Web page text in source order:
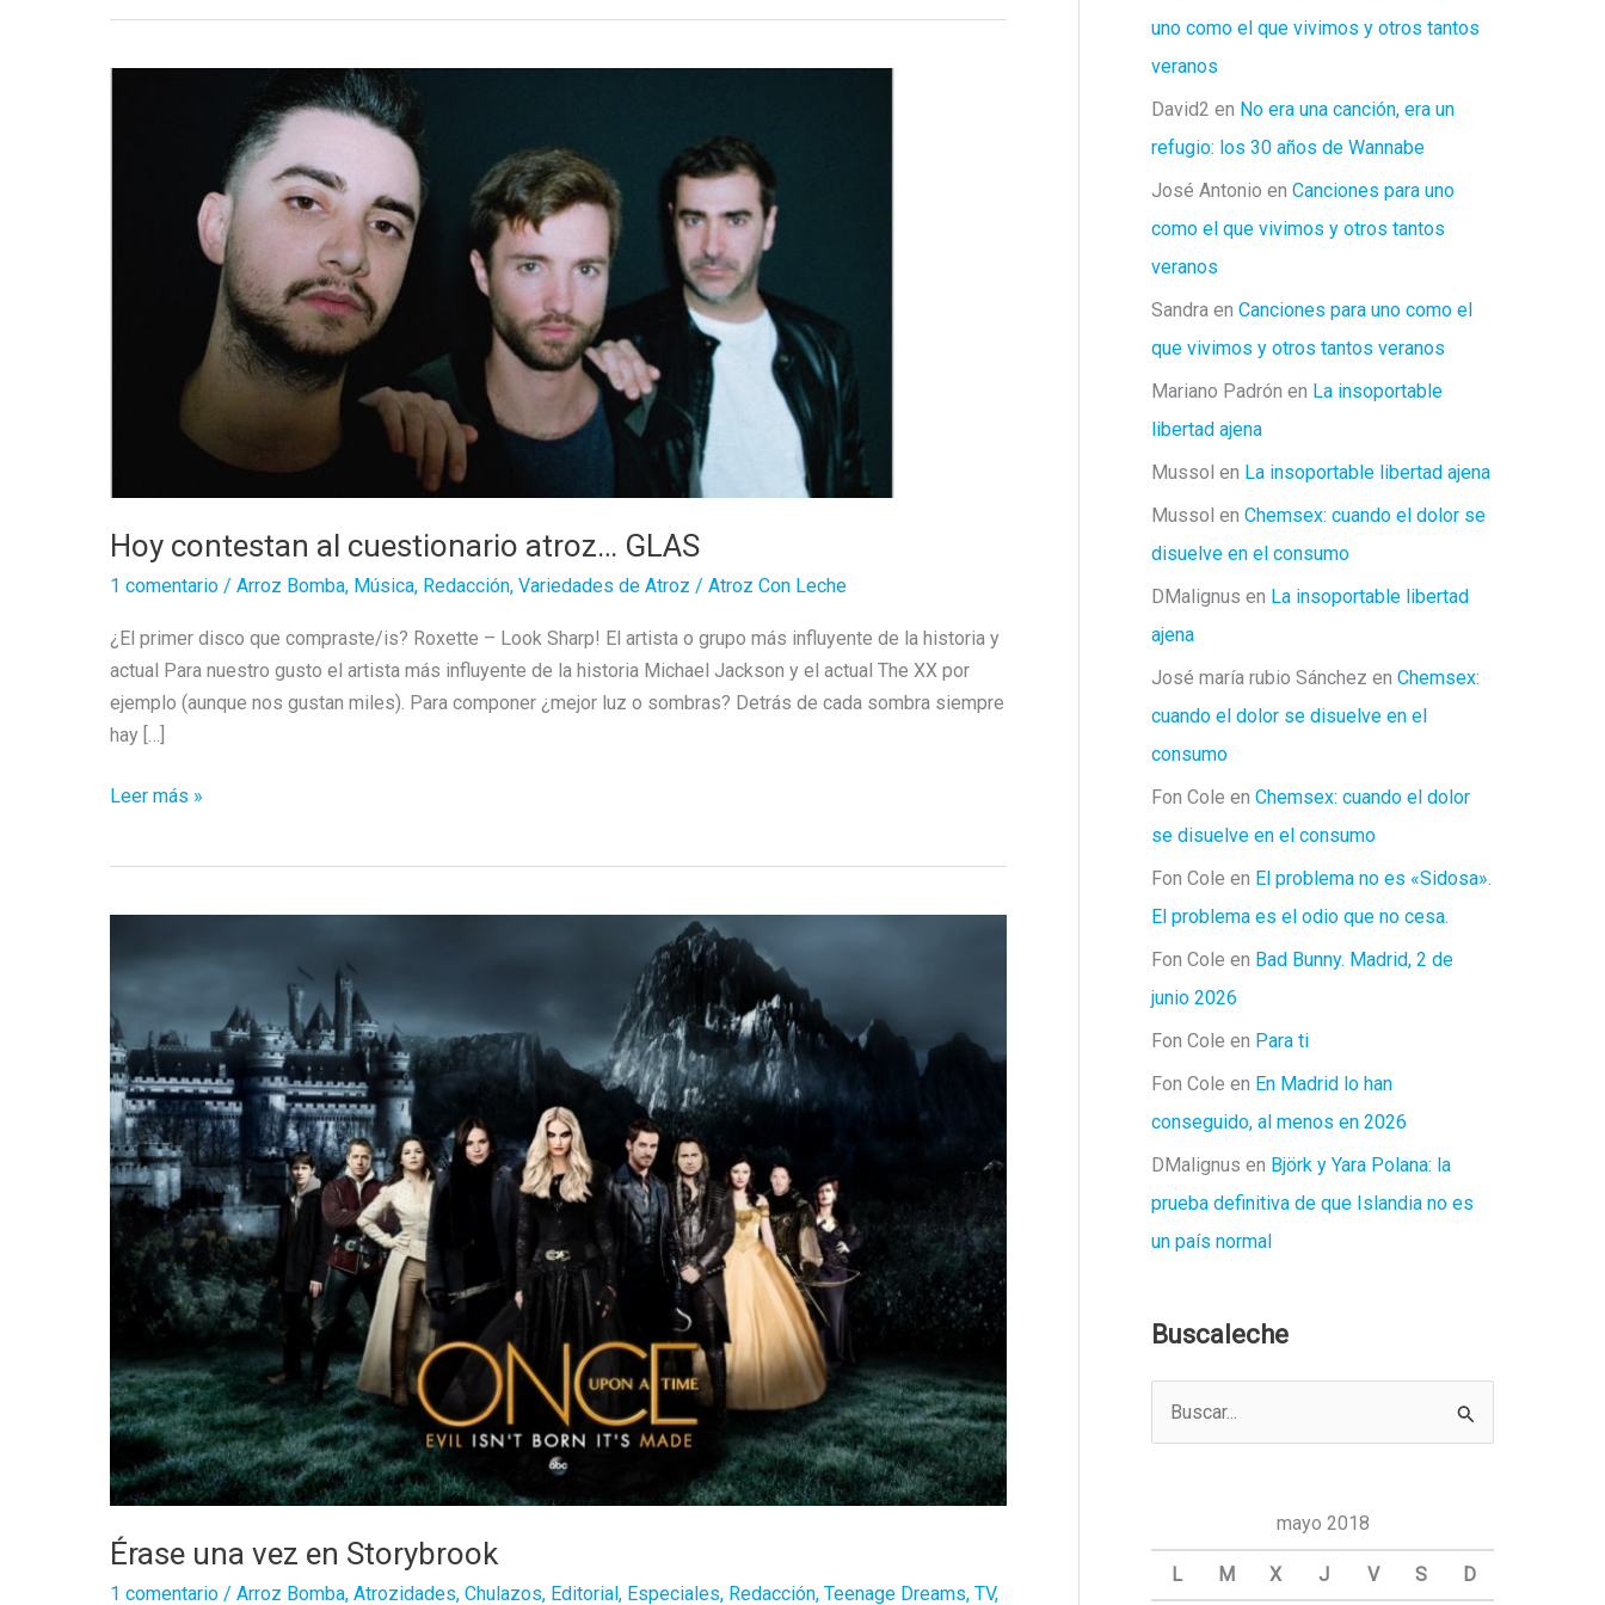
Hoy contestan al cuestionario atroz… GLAS
1 comentario / Arroz Bomba, Música, Redacción, Variedades de Atroz / Atroz Con Leche
¿El primer disco que compraste/is? Roxette – Look Sharp! El artista o grupo más influyente de la historia y
actual Para nuestro gusto el artista más influyente de la historia Michael Jackson y el actual The XX por
ejemplo (aunque nos gustan miles). Para componer ¿mejor luz o sombras? Detrás de cada sombra siempre
hay […]
Hoy
GLAS
Leer más »
Érase una vez en Storybrook
1 comentario / Arroz Bomba, Atrozidades, Chulazos, Editorial, Especiales, Redacción, Teenage Dreams, TV,
uno como el que vivimos y otros tantos
veranos
David2 en No era una canción, era un
refugio: los 30 años de Wannabe
José Antonio en Canciones para uno
como el que vivimos y otros tantos
veranos
Sandra en Canciones para uno como el
que vivimos y otros tantos veranos
Mariano Padrón en La insoportable
libertad ajena
Mussol en La insoportable libertad ajena
Mussol en Chemsex: cuando el dolor se
disuelve en el consumo
DMalignus en La insoportable libertad
ajena
José maría rubio Sánchez en Chemsex:
cuando el dolor se disuelve en el
consumo
Fon Cole en Chemsex: cuando el dolor
se disuelve en el consumo
Fon Cole en El problema no es «Sidosa».
El problema es el odio que no cesa.
Fon Cole en Bad Bunny. Madrid, 2 de
junio 2026
Fon Cole en Para ti
Fon Cole en En Madrid lo han
conseguido, al menos en 2026
DMalignus en Björk y Yara Polana: la
prueba definitiva de que Islandia no es
un país normal
Buscaleche
a
mayo 2018
L M X J V S D